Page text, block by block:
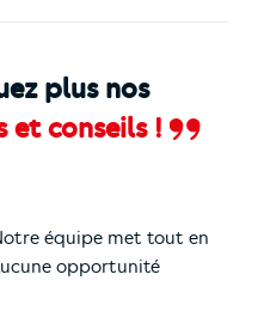
plus nos
et conseils !
équipe met tout en
opportunité